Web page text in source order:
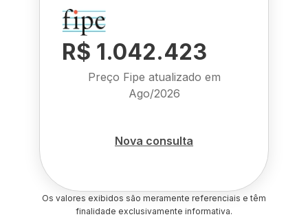
R$ 1.042.423
Preço Fipe atualizado em
Ago/2026
Nova consulta
Os valores exibidos são meramente referenciais e têm
finalidade exclusivamente informativa.